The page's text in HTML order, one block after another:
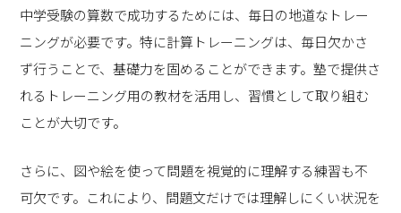
中学受験の算数で成功するためには、毎日の地道なトレー
ニングが必要です。特に計算トレーニングは、毎日欠かさ
ず行うことで、基礎力を固めることができます。塾で提供さ
れるトレーニング用の教材を活用し、習慣として取り組む
ことが大切です。
さらに、図や絵を使って問題を視覚的に理解する練習も不
可欠です。これにより、問題文だけでは理解しにくい状況を